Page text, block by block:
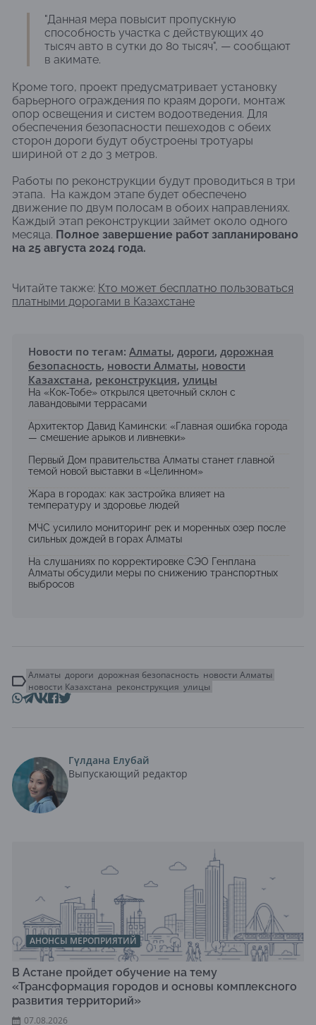
"Данная мера повысит пропускную
способность участка с действующих 40
тысяч авто в сутки до 80 тысяч", — сообщают
в акимате.
Кроме того, проект предусматривает установку
барьерного ограждения по краям дороги, монтаж
опор освещения и систем водоотведения. Для
обеспечения безопасности пешеходов с обеих
сторон дороги будут обустроены тротуары
шириной от 2 до 3 метров.
Работы по реконструкции будут проводиться в три
этапа. На каждом этапе будет обеспечено
движение по двум полосам в обоих направлениях.
Каждый этап реконструкции займет около одного
месяца. Полное завершение работ запланировано
на 25 августа 2024 года.
Читайте также: Кто может бесплатно пользоваться
платными дорогами в Казахстане
Новости по тегам: Алматы, дороги, дорожная
безопасность, новости Алматы, новости
Казахстана, реконструкция, улицы
На «Кок-Тобе» открылся цветочный склон с
лавандовыми террасами
Архитектор Давид Камински: «Главная ошибка города
— смешение арыков и ливневки»
Первый Дом правительства Алматы станет главной
темой новой выставки в «Целинном»
Жара в городах: как застройка влияет на
температуру и здоровье людей
МЧС усилило мониторинг рек и моренных озер после
сильных дождей в горах Алматы
На слушаниях по корректировке СЭО Генплана
Алматы обсудили меры по снижению транспортных
выбросов
Алматы дороги дорожная безопасность новости Алматы
новости Казахстана реконструкция улицы
Гүлдана Елубай
Выпускающий редактор
АНОНСЫ МЕРОПРИЯТИЙ
В Астане пройдет обучение на тему
«Трансформация городов и основы комплексного
развития территорий»
07.08.2026